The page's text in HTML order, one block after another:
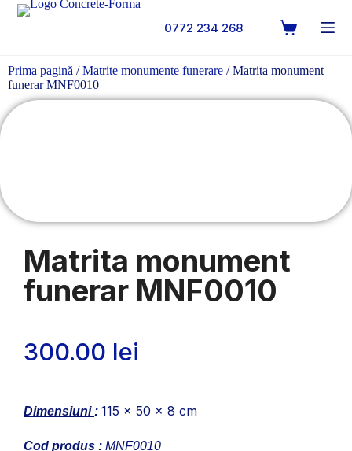
0772 234 268
Prima pagină /Matrite monumente funerare / Matrita monument
funerar MNF0010
Matrita monument
funerar MNF0010
300.00 lei
Dimensiuni : 115 x 50 x 8 cm
Cod produs : MNF0010